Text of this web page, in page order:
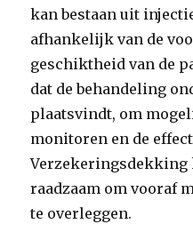
kan bestaan uit
afhankelijk van de
geschiktheid van de
dat de behandeling
plaatsvindt, om
monitoren en de
Verzekeringsdekking
raadzaam om vooraf
te overleggen.